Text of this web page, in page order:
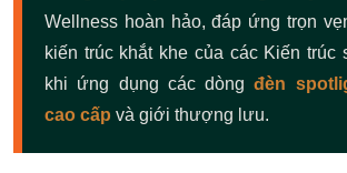
Wellness hoàn hảo, đáp ứng trọn
kiến trúc khắt khe của các Kiến trúc
khi ứng dụng các dòngđèn
cao cấp và giới thượng lưu.